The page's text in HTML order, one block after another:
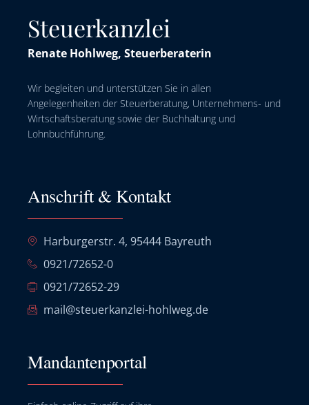
Steuerkanzlei
Renate Hohlweg, Steuerberaterin
Wir begleiten und unterstützen Sie in allen
Angelegenheiten der Steuerberatung, Unternehmens- und
Wirtschaftsberatung sowie der Buchhaltung und
Lohnbuchführung.
Anschrift & Kontakt
Harburgerstr. 4, 95444 Bayreuth
0921/72652-0
0921/72652-29
mail@steuerkanzlei-hohlweg.de
Mandantenportal